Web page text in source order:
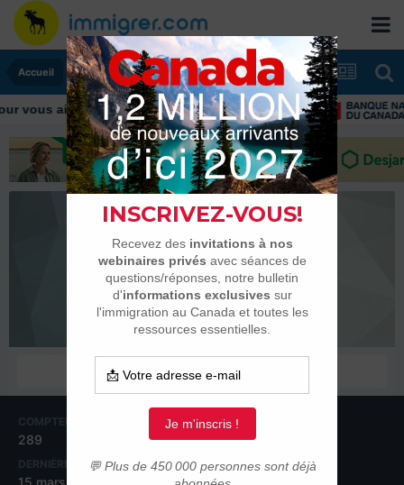
Accueil
vous aider tout au long de votre transition
a.bahaoui
Habitués
COMPTEUR DE CONTENUS
289
INSCRIPTION
1 février 2014
DERNIÈRE VISITE
15 mars 2018